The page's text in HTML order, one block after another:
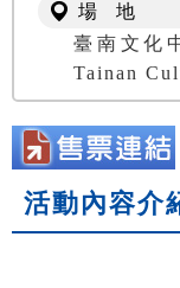
場 地
臺南文化
Tainan
活動內容介